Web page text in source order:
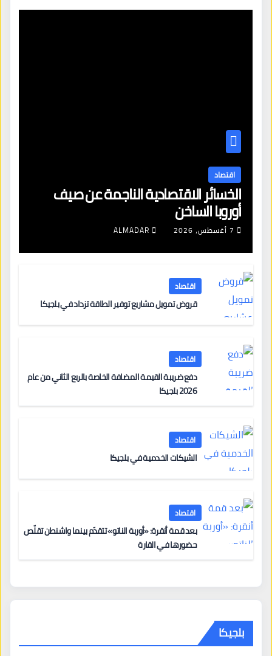
اقتصاد
الخسائر الاقتصادية الناجمة عن صيف
أوروبا الساخن
7 أغسطس، 2026 ALMADAR
اقتصاد
قروض تمويل مشاريع توفير الطاقة تزداد في بلجيكا
اقتصاد
دفع ضريبة القيمة المضافة الخاصة بالربع الثاني من عام
2026 بلجيكا
اقتصاد
الشيكات الخدمية في بلجيكا
اقتصاد
بعد قمة أنقرة: «أوربة الناتو» تتقدّم بينما واشنطن تقلّص
حضورها في القارة
بلجيكا